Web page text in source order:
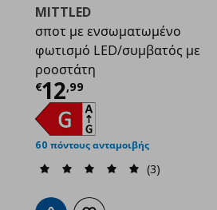
€ 12,99
MITTLED
σποτ με ενσωματωμένο
φωτισμό LED/συμβατός με
ροοστάτη
€12,99
Τρέχουσα τιμή
60 πόντους ανταμοιβής
(3)